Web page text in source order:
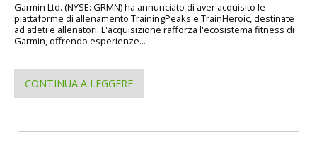
Garmin Ltd. (NYSE: GRMN) ha annunciato di aver acquisito le
piattaforme di allenamento TrainingPeaks e TrainHeroic, destinate
ad atleti e allenatori. L'acquisizione rafforza l'ecosistema fitness di
Garmin, offrendo esperienze...
CONTINUA A LEGGERE